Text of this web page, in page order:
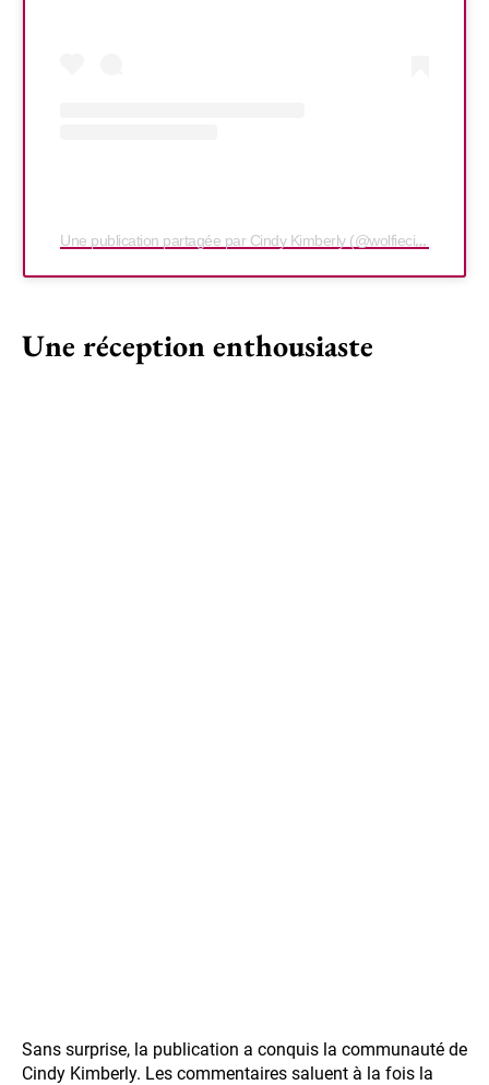
Une publication partagée par Cindy Kimberly (@wolfiecindy)
Une réception enthousiaste
Sans surprise, la publication a conquis la communauté de
Cindy Kimberly. Les commentaires saluent à la fois la